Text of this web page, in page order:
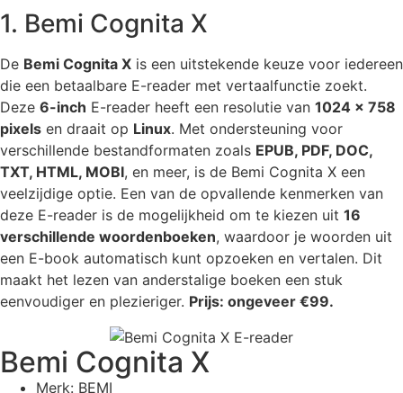
1. Bemi Cognita X
De Bemi Cognita X is een uitstekende keuze voor iedereen
die een betaalbare E-reader met vertaalfunctie zoekt.
Deze 6-inch E-reader heeft een resolutie van 1024 x 758
pixels en draait op Linux. Met ondersteuning voor
verschillende bestandformaten zoals EPUB, PDF, DOC,
TXT, HTML, MOBI, en meer, is de Bemi Cognita X een
veelzijdige optie. Een van de opvallende kenmerken van
deze E-reader is de mogelijkheid om te kiezen uit 16
verschillende woordenboeken, waardoor je woorden uit
een E-book automatisch kunt opzoeken en vertalen. Dit
maakt het lezen van anderstalige boeken een stuk
eenvoudiger en plezieriger. Prijs: ongeveer €99.
Bemi Cognita X
Merk: BEMI